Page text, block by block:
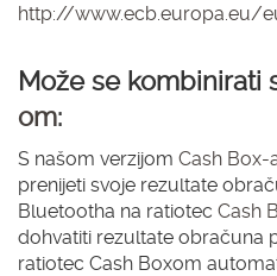
http://www.ecb.europa.eu/
Može se kombinirati
om:
S našom verzijom Cash Box-
prenijeti svoje rezultate
Bluetootha na ratiotec Cash
dohvatiti rezultate obračuna
ratiotec Cash Boxom